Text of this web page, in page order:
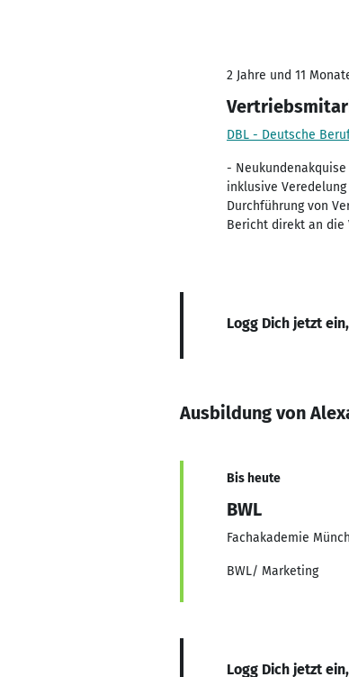
2 Jahre und 11
DBL - Deutsche
-
inklusive
Durchführung von
Bericht direkt an die
Logg Dich jetzt
Ausbildung von
Bis heute
BWL
Fachakademie
BWL/ Marketing
Logg Dich jetzt